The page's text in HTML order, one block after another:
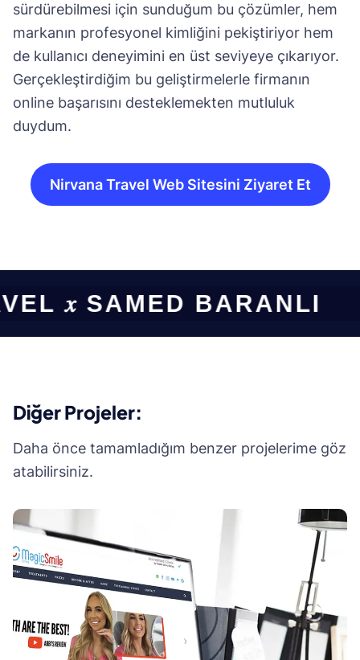
sürdürebilmesi için sunduğum bu çözümler, hem
markanın profesyonel kimliğini pekiştiriyor hem
de kullanıcı deneyimini en üst seviyeye çıkarıyor.
Gerçekleştirdiğim bu geliştirmelerle firmanın
online başarısını desteklemekten mutluluk
duydum.
Nirvana Travel Web Sitesini Ziyaret Et
𝑥 SAMED BARANLI
Diğer Projeler:
Daha önce tamamladığım benzer projelerime göz
atabilirsiniz.